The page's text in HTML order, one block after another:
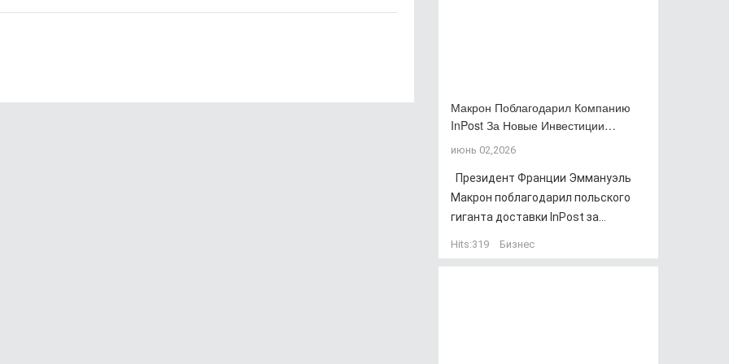
Макрон Поблагодарил Компанию
InPost За Новые Инвестиции…
июнь 02,2026
Президент Франции Эммануэль
Макрон поблагодарил польского
гиганта доставки InPost за...
Hits:319 Бизнес